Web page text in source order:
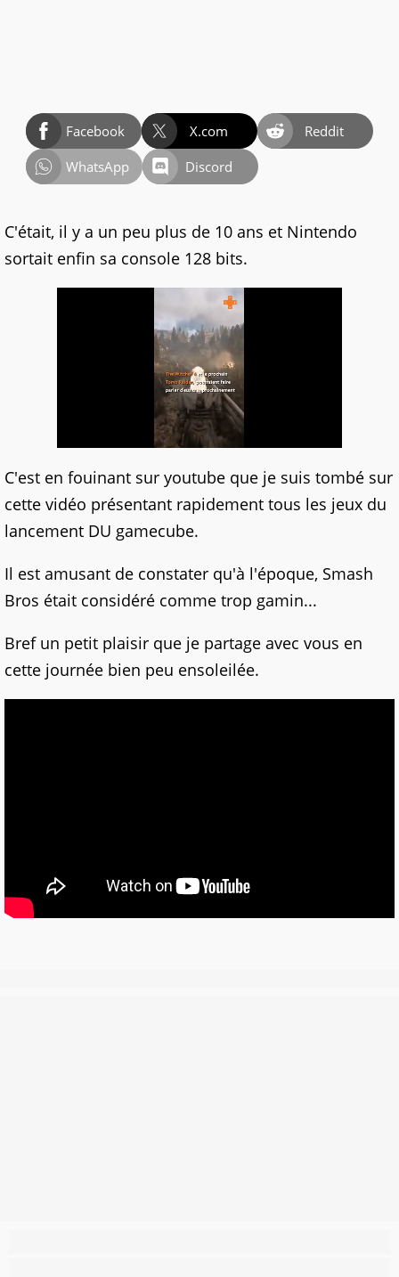
Facebook X.com
Reddit
WhatsApp
Discord
C'était, il y a un peu plus de 10 ans et Nintendo
sortait enfin sa console 128 bits.
C'est en fouinant sur youtube que je suis tombé sur
cette vidéo présentant rapidement tous les jeux du
lancement DU gamecube.
Il est amusant de constater qu'à l'époque, Smash
Bros était considéré comme trop gamin...
Bref un petit plaisir que je partage avec vous en
cette journée bien peu ensoleilée.